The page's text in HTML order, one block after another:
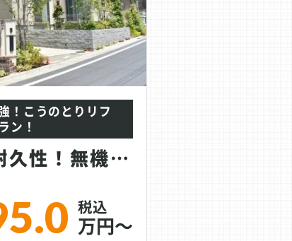
！こうのとりリフ
ン！
フッ素をしのぐ耐久性！無機塗料｜EXTRAco...
万円～